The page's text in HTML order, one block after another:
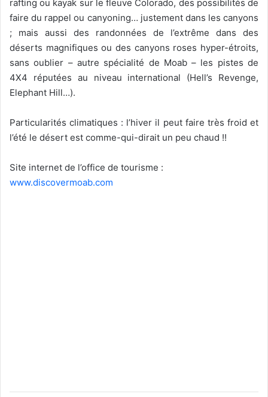
rafting ou kayak sur le fleuve Colorado, des possibilités de
faire du rappel ou canyoning… justement dans les canyons
; mais aussi des randonnées de l’extrême dans des
déserts magnifiques ou des canyons roses hyper-étroits,
sans oublier – autre spécialité de Moab – les pistes de
4X4 réputées au niveau international (Hell’s Revenge,
Elephant Hill…).
Particularités climatiques : l’hiver il peut faire très froid et
l’été le désert est comme-qui-dirait un peu chaud !!
Site internet de l’office de tourisme :
www.discovermoab.com